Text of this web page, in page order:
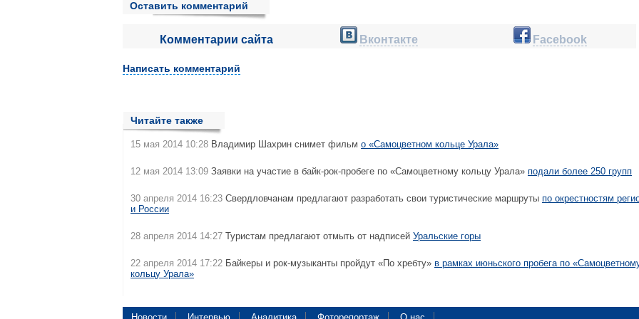
Оставить комментарий
Комментарии сайта Вконтакте Facebook
Написать комментарий
Читайте также
15 мая 2014 10:28 Владимир Шахрин снимет фильм о «Самоцветном кольце Урала»
12 мая 2014 13:09 Заявки на участие в байк-рок-пробеге по «Самоцветному кольцу Урала» подали более 250 групп
30 апреля 2014 16:23 Свердловчанам предлагают разработать свои туристические маршруты по окрестностям
и России
28 апреля 2014 14:27 Туристам предлагают отмыть от надписей Уральские горы
22 апреля 2014 17:22 Байкеры и рок-музыканты пройдут «По хребту» в рамках июньского пробега по
кольцу Урала»